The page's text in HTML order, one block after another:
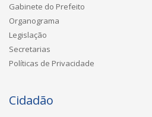
Gabinete do Prefeito
Organograma
Legislação
Secretarias
Políticas de Privacidade
Cidadão